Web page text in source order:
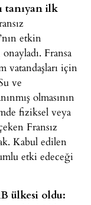
tanıyan ilk
etkin
Fransa
vatandaşları için
ve
olmasının
fiziksel veya
Fransız
Kabul edilen
etki edeceği
ülkesi oldu: